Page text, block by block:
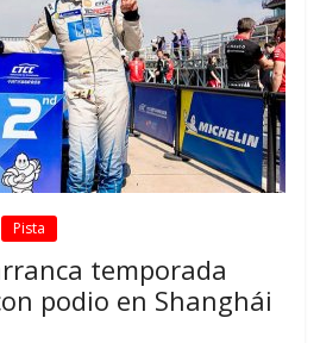
Pista
temporada
podio en Shanghái